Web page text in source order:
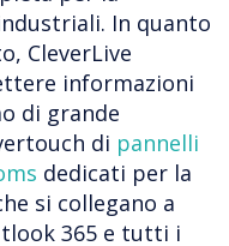
In quanto
CleverLive
informazioni
di grande
di pannelli
dedicati per la
si collegano a
365 e tutti i